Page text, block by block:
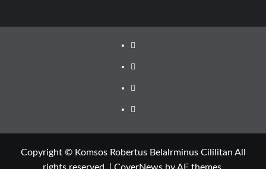
Youtube
Facebook
Instagram
Privacy
Copyright © Komsos Robertus Belalrminus Cililitan All